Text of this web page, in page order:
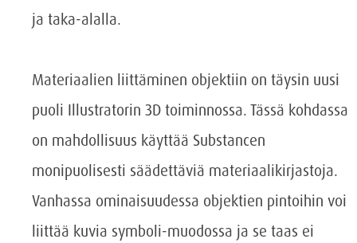
ja taka-alalla.
Materiaalien liittäminen objektiin on täysin uusi
puoli Illustratorin 3D toiminnossa. Tässä kohdassa
on mahdollisuus käyttää Substancen
monipuolisesti säädettäviä materiaalikirjastoja.
Vanhassa ominaisuudessa objektien pintoihin voi
liittää kuvia symboli-muodossa ja se taas ei